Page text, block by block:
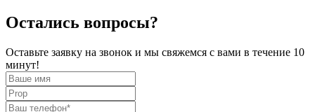
Остались вопросы?
Оставьте заявку на звонок и мы свяжемся с вами в течение 10
минут!